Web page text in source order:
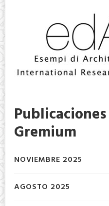
Gremium
NOVIEMBRE 2025
AGOSTO 2025